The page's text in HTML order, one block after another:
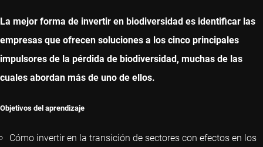
La mejor forma de invertir en biodiversidad es identificar las
empresas que ofrecen soluciones a los cinco principales
impulsores de la pérdida de biodiversidad, muchas de las
cuales abordan más de uno de ellos.
Objetivos del aprendizaje
Cómo invertir en la transición de sectores con efectos en los